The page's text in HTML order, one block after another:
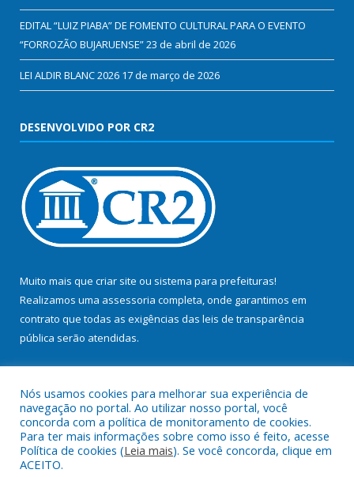
EDITAL “LUIZ PIABA” DE FOMENTO CULTURAL PARA O EVENTO
“FORROZÃO BUJARUENSE”23 de abril de 2026
LEI ALDIR BLANC 2026 17 de março de 2026
DESENVOLVIDO POR CR2
Muito mais que criar site ou sistema para prefeituras!
Realizamos uma assessoria completa, onde garantimos em
contrato que todas as exigências das leis de transparência
pública serão atendidas.
Todos os direitos reservados a Prefeitura Municipal de Bujaru.
Nós usamos cookies para melhorar sua experiência de
navegação no portal. Ao utilizar nosso portal, você
concorda com a política de monitoramento de cookies.
Para ter mais informações sobre como isso é feito, acesse
Política de cookies (Leia mais). Se você concorda, clique em
ACEITO.